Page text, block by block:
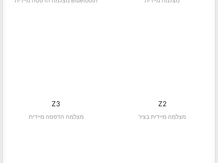
Z3
מצלמה הדפסה מיידית
Z2
מצלמה מיידית בציר